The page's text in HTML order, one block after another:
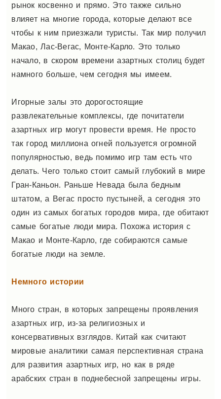
рынок косвенно и прямо. Это также сильно
влияет на многие города, которые делают все
чтобы к ним приезжали туристы. Так мир получил
Макао, Лас-Вегас, Монте-Карло. Это только
начало, в скором времени азартных столиц будет
намного больше, чем сегодня мы имеем.
Игорные залы это дорогостоящие
развлекательные комплексы, где почитатели
азартных игр могут провести время. Не просто
так город миллиона огней пользуется огромной
популярностью, ведь помимо игр там есть что
делать. Чего только стоит самый глубокий в мире
Гран-Каньон. Раньше Невада была бедным
штатом, а Вегас просто пустыней, а сегодня это
один из самых богатых городов мира, где обитают
самые богатые люди мира. Похожа история с
Макао и Монте-Карло, где собираются самые
богатые люди на земле.
Немного истории
Много стран, в которых запрещены проявления
азартных игр, из-за религиозных и
консервативных взглядов. Китай как считают
мировые аналитики самая перспективная страна
для развития азартных игр, но как в ряде
арабских стран в поднебесной запрещены игры.